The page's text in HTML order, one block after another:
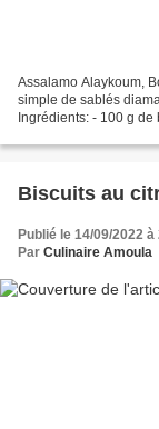
Assalamo Alaykoum,
simple de sablés
Ingrédients: - 100 g de
Biscuits au
Publié le 14/09/2022 à
Par Culinaire Amoula